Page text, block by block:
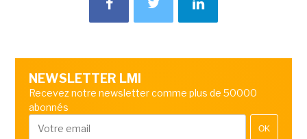
NEWSLETTER LMI
Recevez notre newsletter comme plus de 50000
abonnés
OK